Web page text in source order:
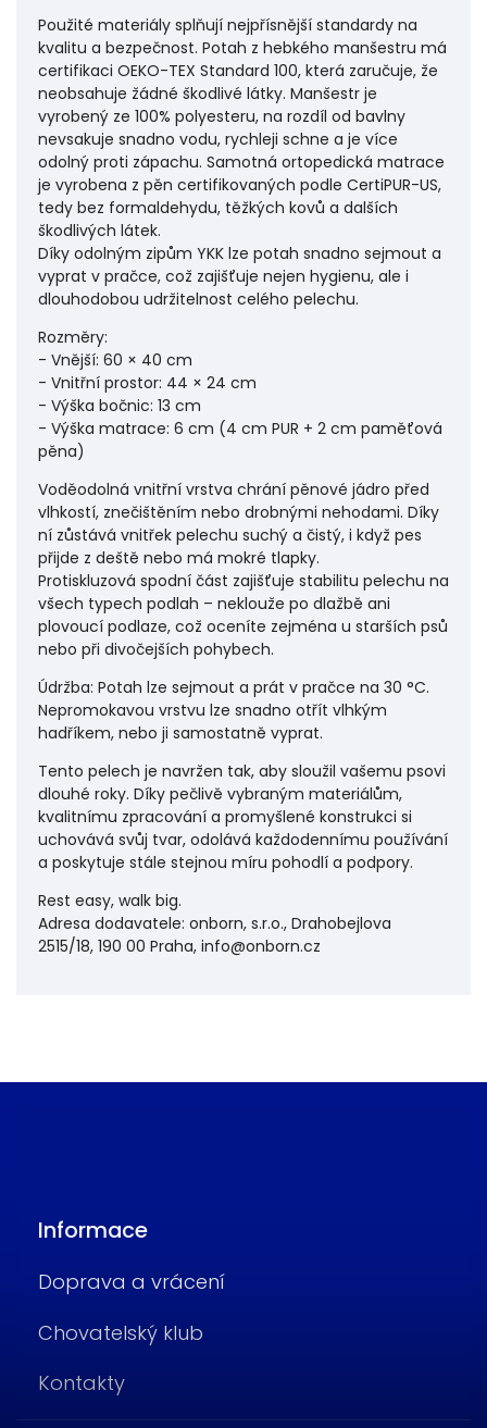
Použité materiály splňují nejpřísnější standardy na
kvalitu a bezpečnost. Potah z hebkého manšestru má
certifikaci OEKO-TEX Standard 100, která zaručuje, že
neobsahuje žádné škodlivé látky. Manšestr je
vyrobený ze 100% polyesteru, na rozdíl od bavlny
nevsakuje snadno vodu, rychleji schne a je více
odolný proti zápachu. Samotná ortopedická matrace
je vyrobena z pěn certifikovaných podle CertiPUR-US,
tedy bez formaldehydu, těžkých kovů a dalších
škodlivých látek.
Díky odolným zipům YKK lze potah snadno sejmout a
vyprat v pračce, což zajišťuje nejen hygienu, ale i
dlouhodobou udržitelnost celého pelechu.
Rozměry:
- Vnější: 60 × 40 cm
- Vnitřní prostor: 44 × 24 cm
- Výška bočnic: 13 cm
- Výška matrace: 6 cm (4 cm PUR + 2 cm paměťová
pěna)
Voděodolná vnitřní vrstva chrání pěnové jádro před
vlhkostí, znečištěním nebo drobnými nehodami. Díky
ní zůstává vnitřek pelechu suchý a čistý, i když pes
přijde z deště nebo má mokré tlapky.
Protiskluzová spodní část zajišťuje stabilitu pelechu na
všech typech podlah – neklouže po dlažbě ani
plovoucí podlaze, což oceníte zejména u starších psů
nebo při divočejších pohybech.
Údržba: Potah lze sejmout a prát v pračce na 30 °C.
Nepromokavou vrstvu lze snadno otřít vlhkým
hadříkem, nebo ji samostatně vyprat.
Tento pelech je navržen tak, aby sloužil vašemu psovi
dlouhé roky. Díky pečlivě vybraným materiálům,
kvalitnímu zpracování a promyšlené konstrukci si
uchovává svůj tvar, odolává každodennímu používání
a poskytuje stále stejnou míru pohodlí a podpory.
Rest easy, walk big.
Adresa dodavatele: onborn, s.r.o., Drahobejlova
2515/18, 190 00 Praha, info@onborn.cz
Informace
Doprava a vrácení
Chovatelský klub
Kontakty